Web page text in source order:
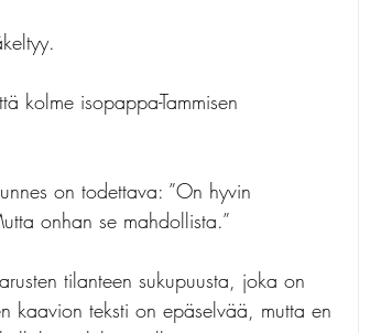
kolme isopappa-Tammisen
on todettava: ”On hyvin
onhan se mahdollista.”
tilanteen sukupuusta, joka on
kaavion teksti on epäselvää, mutta en